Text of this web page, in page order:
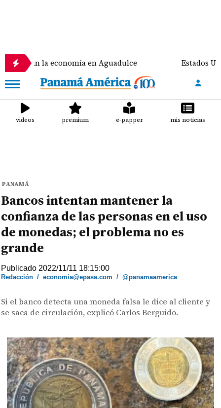
la economía en Aguadulce Estados Unidos
videos premium e-papper mis noticias
PANAMÁ
Bancos intentan mantener la
confianza de las personas en el uso
de monedas; el problema no es
grande
Publicado 2022/11/11 18:15:00
Redacción /economia@epasa.com /@panamaamerica
Si el banco detecta una moneda falsa le dice al cliente y
se saca de circulación, explicó Carlos Berguido.